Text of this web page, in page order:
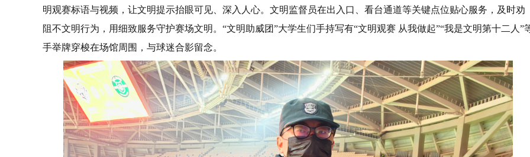
明观赛标语与视频，让文明提示抬眼可见、深入人心。文明监督员在出入口、看台通道等关键点位贴心服务，及时劝
阻不文明行为，用细致服务守护赛场文明。“文明助威团”大学生们手持写有“文明观赛 从我做起”“我是文明第十二人”
手举牌穿梭在场馆周围，与球迷合影留念。